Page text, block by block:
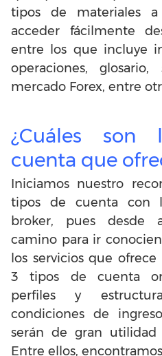
tipos de materiales
acceder fácilmente
entre los que incluye
operaciones,
mercado Forex, entre
¿Cuáles
cuenta que
Iniciamos nuestro
tipos de cuenta con
broker, pues desde
camino para ir
los servicios que ofrece
3 tipos de cuenta
perfiles y
condiciones de
serán de gran utilidad
Entre ellos,